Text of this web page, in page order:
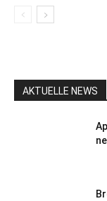
AKTUELLE NEWS